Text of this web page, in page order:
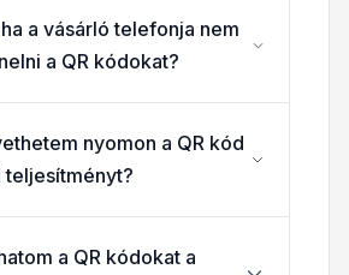
a vásárló telefonja nem
a QR kódokat?
nyomon a QR kód
a QR kódokat a